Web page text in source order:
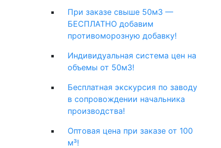
При заказе свыше 50м3 —
БЕСПЛАТНО добавим
противоморозную добавку!
Индивидуальная система цен на
объемы от 50м3!
Бесплатная экскурсия по заводу
в сопровождении начальника
производства!
Оптовая цена при заказе от 100
м³!